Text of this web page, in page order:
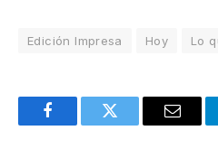
Edición Impresa Hoy Lo
FacebookTwitter Email